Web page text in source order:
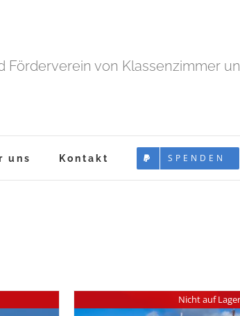
Förderverein von Klassenzimmer
uns Kontakt SPENDEN
Nicht auf Lager